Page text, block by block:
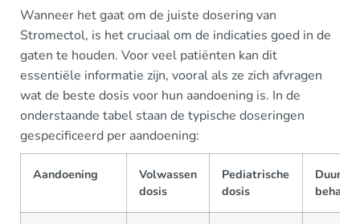
Wanneer het gaat om de juiste dosering van
Stromectol, is het cruciaal om de indicaties goed in de
gaten te houden. Voor veel patiënten kan dit
essentiële informatie zijn, vooral als ze zich afvragen
wat de beste dosis voor hun aandoening is. In de
onderstaande tabel staan de typische doseringen
gespecificeerd per aandoening:
Aandoening
Volwassen
dosis
Pediatrische
dosis
Duur